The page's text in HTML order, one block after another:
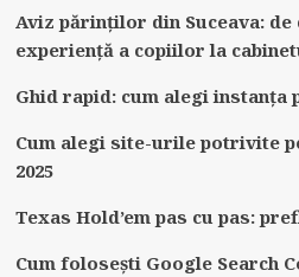
Aviz părinților din Suceava: de
experiență a copiilor la
Ghid rapid: cum alegi instanța
Cum alegi site-urile potrivite
2025
Texas Hold’em pas cu pas:
Cum folosești Google Search